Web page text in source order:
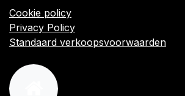
Cookie policy
Privacy Policy
Standaard verkoopsvoorwaarden